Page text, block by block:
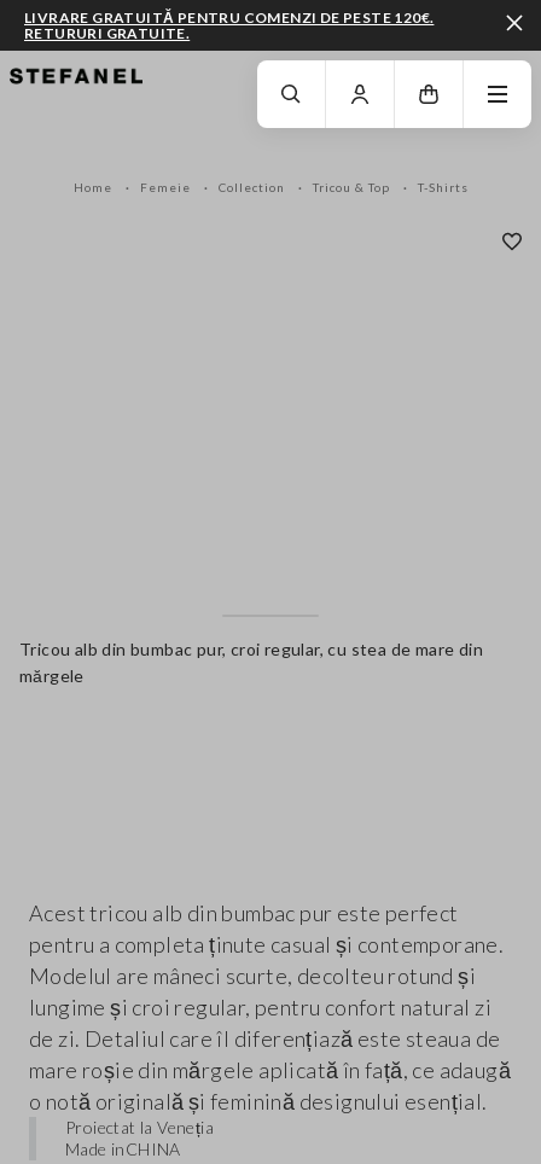
MERGI LA CONȚINUTUL PRINCIPALDERULEAZĂ ÎN JOS
LIVRARE GRATUITĂ PENTRU COMENZI DE PESTE 120€.
RETURURI GRATUITE.
Home Femeie Collection Tricou & Top T-Shirts
Tricou alb din bumbac pur, croi regular, cu stea de mare din
mărgele
Acest tricou alb din bumbac pur este perfect
pentru a completa ținute casual și contemporane.
Modelul are mâneci scurte, decolteu rotund și
lungime și croi regular, pentru confort natural zi
de zi. Detaliul care îl diferențiază este steaua de
mare roșie din mărgele aplicată în față, ce adaugă
o notă originală și feminină designului esențial.
Proiectat la Veneția
Made inCHINA